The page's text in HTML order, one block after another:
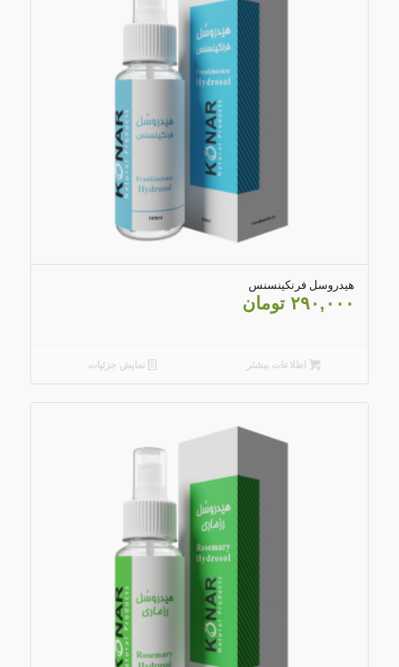
5.00
هیدروسل فرنکینسنس
۲۹۰,۰۰۰ تومان
اطلاعات بیشتر نمایش جزئیات